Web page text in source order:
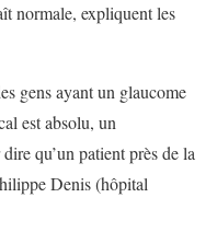
normale, expliquent les
gens ayant un glaucome
est absolu, un
qu’un patient près de la
Denis (hôpital